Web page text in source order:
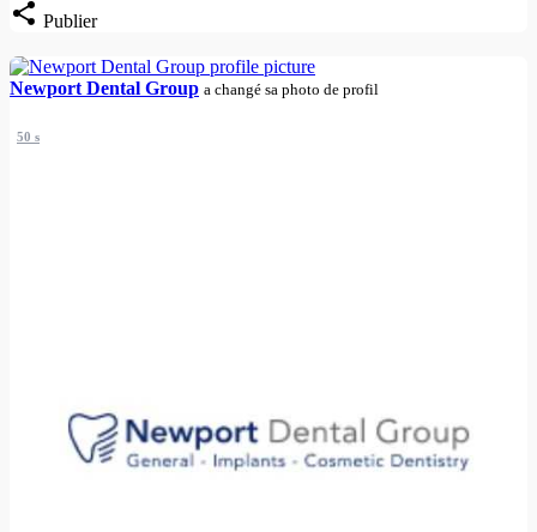
Publier
Newport Dental Group a changé sa photo de profil
50 s